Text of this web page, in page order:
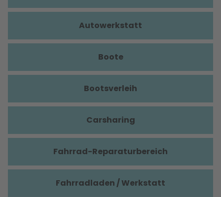
Autowerkstatt
Boote
Bootsverleih
Carsharing
Fahrrad-Reparaturbereich
Fahrradladen / Werkstatt